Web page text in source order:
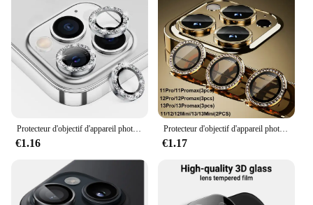
€1.16
Protecteur d'objectif d'appareil photo pour iPhone, diamant, verre métallique, accessoires de téléphone, 16, 15, 14, 13, 12, 11 Pro Max, Mimi, Plus
€1.17